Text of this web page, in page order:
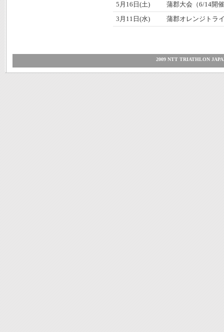
5月16日(土)
蒲郡大会（6/14開
3月11日(水)
蒲郡オレンジトラ
2009 NTT TRIATHLON